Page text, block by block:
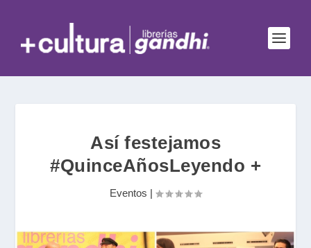
Así festejamos
#QuinceAñosLeyendo +
Eventos |